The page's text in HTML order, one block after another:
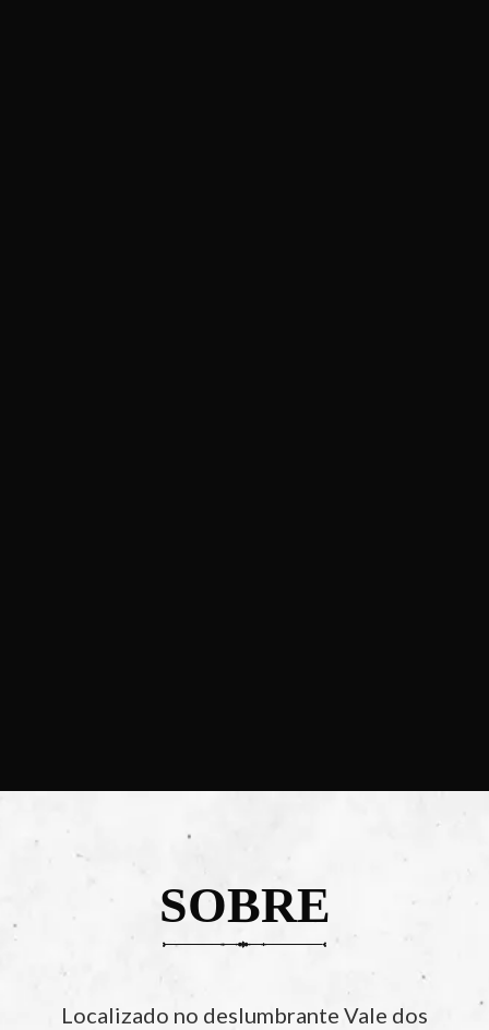
SOBRE
Localizado no deslumbrante Vale dos